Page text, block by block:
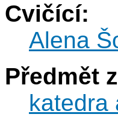
Cvičící:
Alena
Předmět
katedra